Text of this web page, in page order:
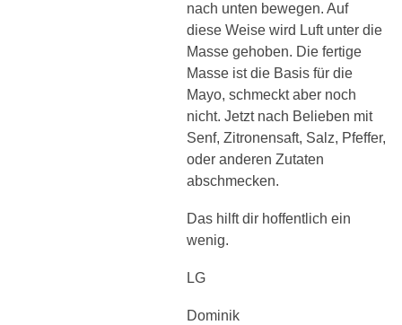
nach unten bewegen. Auf
diese Weise wird Luft unter die
Masse gehoben. Die fertige
Masse ist die Basis für die
Mayo, schmeckt aber noch
nicht. Jetzt nach Belieben mit
Senf, Zitronensaft, Salz, Pfeffer,
oder anderen Zutaten
abschmecken.
Das hilft dir hoffentlich ein
wenig.
LG
Dominik